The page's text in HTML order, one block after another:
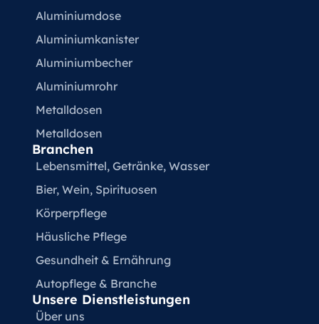
Aluminiumdose
Aluminiumkanister
Aluminiumbecher
Aluminiumrohr
Metalldosen
Metalldosen
Branchen
Lebensmittel, Getränke, Wasser
Bier, Wein, Spirituosen
Körperpflege
Häusliche Pflege
Gesundheit & Ernährung
Autopflege & Branche
Unsere Dienstleistungen
Über uns